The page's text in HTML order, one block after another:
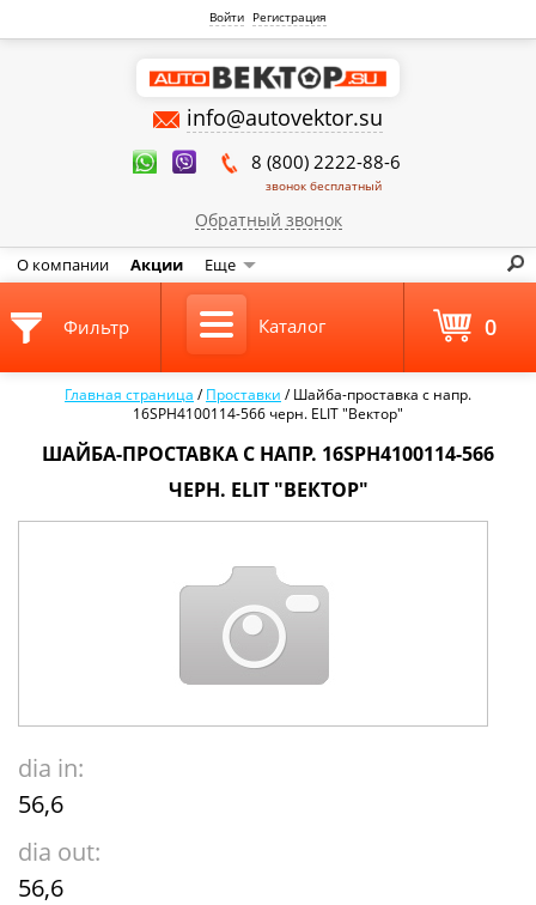
Войти Регистрация
info@autovektor.su
8 (800) 2222-88-6
звонок бесплатный
Обратный звонок
О компании Акции Еще
Главная страница /Проставки /Шайба-проставка с напр.
16SPH4100114-566 черн. ELIT "Вектор"
ШАЙБА-ПРОСТАВКА С НАПР. 16SPH4100114-566
ЧЕРН. ELIT "ВЕКТОР"
dia in:
56,6
dia out:
56,6
Фильтр Каталог 0